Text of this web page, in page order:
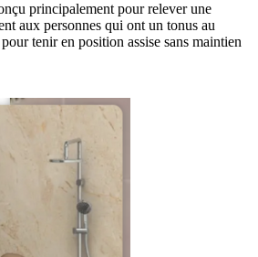
principalement pour relever une
aux personnes qui ont un tonus au
tenir en position assise sans maintien